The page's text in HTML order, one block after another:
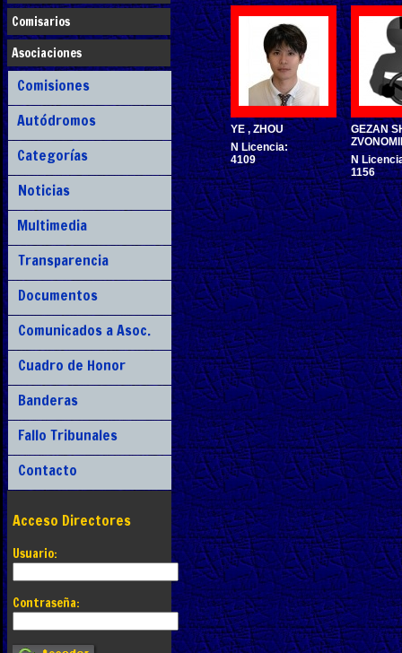
Comisarios
Asociaciones
Comisiones
Autódromos
Categorías
Noticias
Multimedia
Transparencia
Documentos
Comunicados a Asoc.
Cuadro de Honor
Banderas
Fallo Tribunales
Contacto
Acceso Directores
Usuario:
Contraseña:
YE , ZHOU
N Licencia:
4109
GEZAN
N
1156